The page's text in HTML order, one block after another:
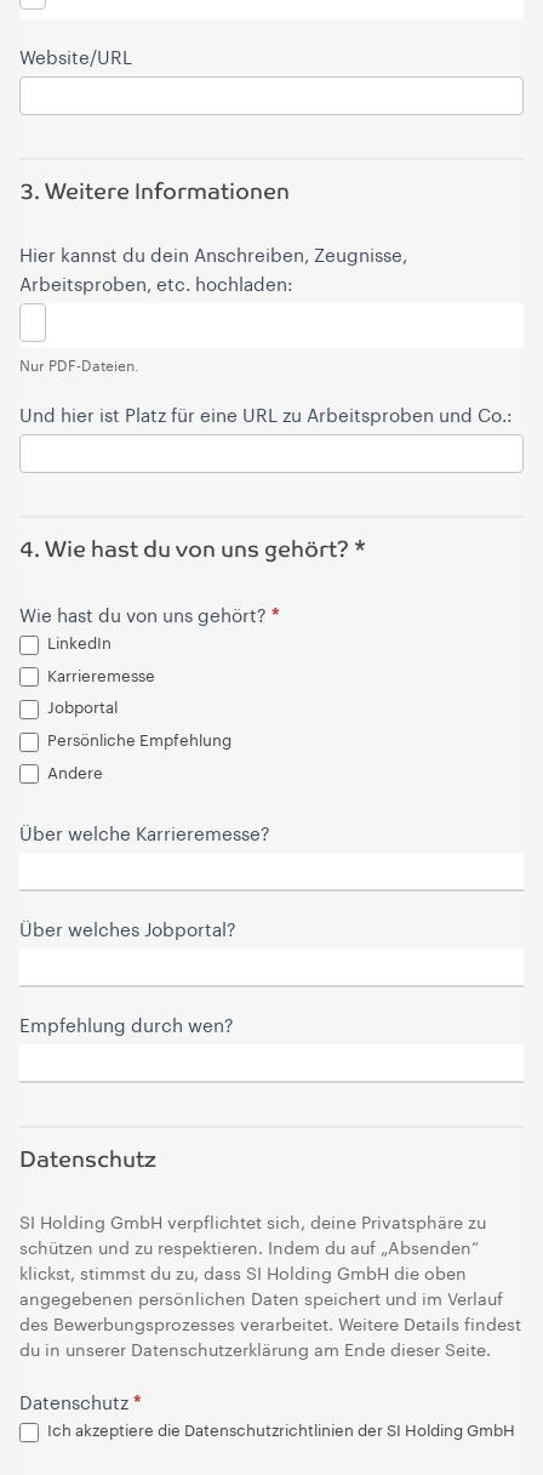
Website/URL
3. Weitere Informationen
Hier kannst du dein Anschreiben, Zeugnisse,
Arbeitsproben, etc. hochladen:
Nur PDF-Dateien.
Und hier ist Platz für eine URL zu Arbeitsproben und Co.:
4. Wie hast du von uns gehört? *
Wie hast du von uns gehört? *
LinkedIn
Karrieremesse
Jobportal
Persönliche Empfehlung
Andere
Über welche Karrieremesse?
Über welches Jobportal?
Empfehlung durch wen?
Datenschutz
SI Holding GmbH verpflichtet sich, deine Privatsphäre zu
schützen und zu respektieren. Indem du auf „Absenden“
klickst, stimmst du zu, dass SI Holding GmbH die oben
angegebenen persönlichen Daten speichert und im Verlauf
des Bewerbungsprozesses verarbeitet. Weitere Details findest
du in unserer Datenschutzerklärung am Ende dieser Seite.
Datenschutz *
Ich akzeptiere die Datenschutzrichtlinien der SI Holding GmbH